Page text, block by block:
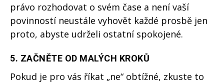
právo rozhodovat o svém čase a není vaší
povinností neustále vyhovět každé prosbě jen
proto, abyste udrželi ostatní spokojené.
5. ZAČNĚTE OD MALÝCH KROKŮ
Pokud je pro vás říkat „ne“ obtížné, zkuste to